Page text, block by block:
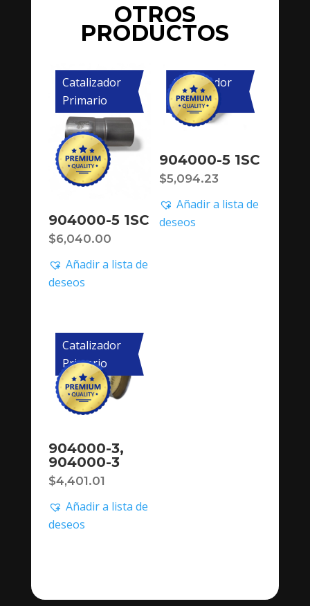
OTROS
PRODUCTOS
Catalizador
Primario
904000-5 1SC
$6,040.00
Añadir a lista de
deseos
Catalizador
Primario
904000-5 1SC
$5,094.23
Añadir a lista de
deseos
Catalizador
Primario
904000-3,
904000-3
$4,401.01
Añadir a lista de
deseos